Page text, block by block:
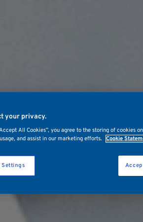
your privacy.
All Cookies”, you agree to the storing of cookies
and assist in our marketing efforts.
Cookie
Settings